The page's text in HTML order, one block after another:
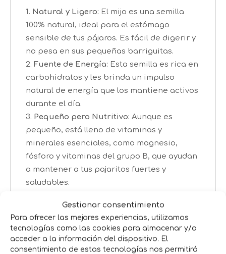
Gestionar consentimiento
Para ofrecer las mejores experiencias, utilizamos
tecnologías como las cookies para almacenar y/o
acceder a la información del dispositivo. El
consentimiento de estas tecnologías nos permitirá
Natural y Ligero: El mijo es una semilla
100% natural, ideal para el estómago
sensible de tus pájaros. Es fácil de digerir y
no pesa en sus pequeñas barriguitas.
Fuente de Energía: Esta semilla es rica en
carbohidratos y les brinda un impulso
natural de energía que los mantiene activos
durante el día.
Pequeño pero Nutritivo: Aunque es
pequeño, está lleno de vitaminas y
minerales esenciales, como magnesio,
fósforo y vitaminas del grupo B, que ayudan
a mantener a tus pajaritos fuertes y
saludables.
crujiente del mijo es perfecta para que los
pájaros disfruten y se entretengan al mismo
tiempo. ¡Les encanta picotearlo!
Tamaños:5 Kg y 25 Kg